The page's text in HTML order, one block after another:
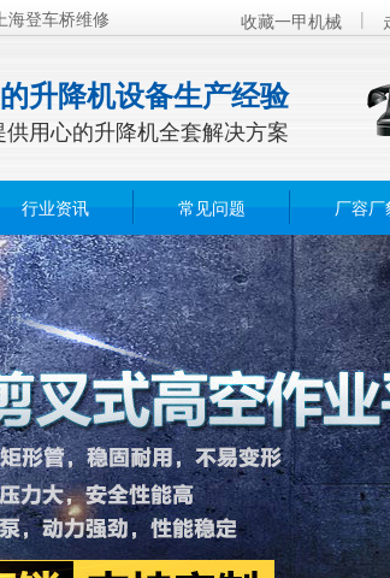
海登车桥维修 收藏一甲机械 |
升降机设备生产经验
供用心的升降机全套解决方案
行业资讯 常见问题 厂容厂